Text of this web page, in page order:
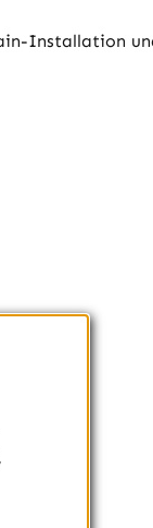
Installation